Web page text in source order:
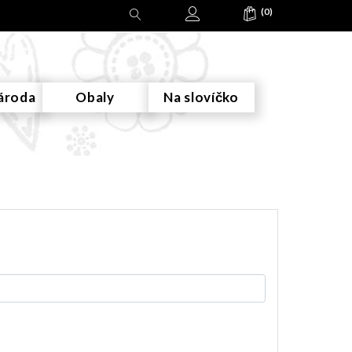
(0)
Obaly Na slovíčko